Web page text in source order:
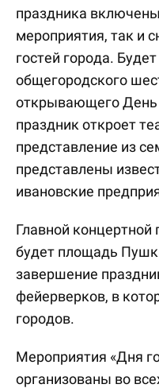
праздника
мероприятия, так и
гостей города.
общегородского
открывающего День
праздник откроет
представление из
представлены
ивановские
Главной
будет площадь
завершение
фейерверков, в
городов.
Мероприятия «Дня
организованы во